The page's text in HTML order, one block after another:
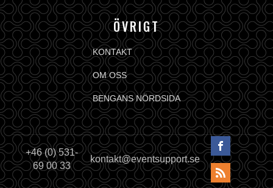
ÖVRIGT
KONTAKT
OM OSS
BENGANS NÖRDSIDA
+46 (0) 531-
69 00 33
kontakt@eventsupport.se